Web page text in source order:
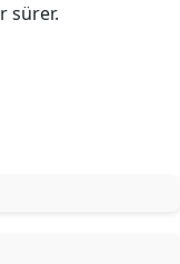
sürer.